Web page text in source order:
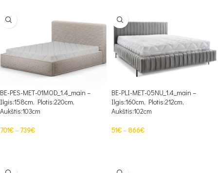
BE-PES-MET-01MOD_1.4_main –
Ilgis:158cm, Plotis:220cm,
Aukštis:103cm
701€– 739€
BE-PLI-MET-05NU_1.4_main –
Ilgis:160cm, Plotis:212cm,
Aukštis:102cm
51€– 866€